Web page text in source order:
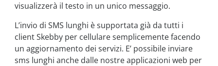
visualizzerà il testo in un unico messaggio.
L’invio di SMS lunghi è supportata già da tutti i
client Skebby per cellulare semplicemente facendo
un aggiornamento dei servizi. E’ possibile inviare
sms lunghi anche dalle nostre applicazioni web per